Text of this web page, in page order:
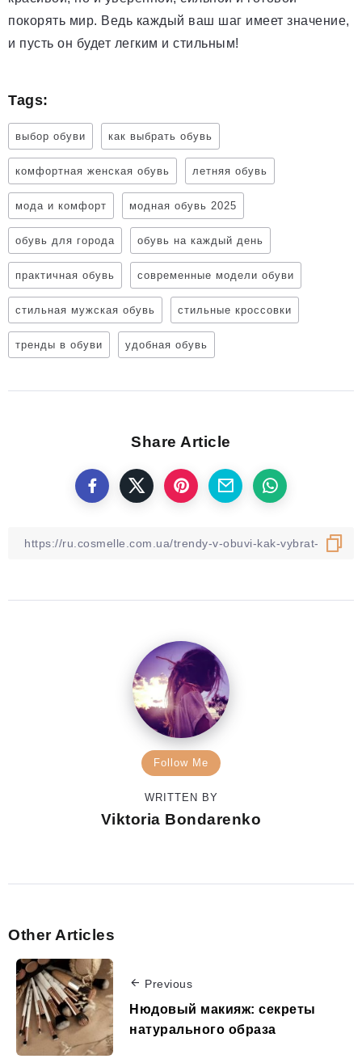
покорять мир. Ведь каждый ваш шаг имеет значение,
и пусть он будет легким и стильным!
Tags:
выбор обуви как выбрать обувь
комфортная женская обувь летняя обувь
мода и комфорт модная обувь 2025
обувь для города обувь на каждый день
практичная обувь современные модели обуви
стильная мужская обувь стильные кроссовки
тренды в обуви удобная обувь
Share Article
Follow Me
WRITTEN BY
Viktoria Bondarenko
Other Articles
Previous
Нюдовый макияж: секреты
натурального образа